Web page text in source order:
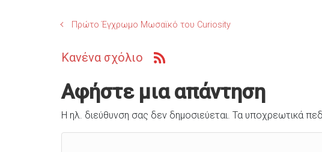
Πρώτο Έγχρωμο Μωσαϊκό του Curiosity
Κανένα σχόλιο
Αφήστε μια απάντηση
Η ηλ. διεύθυνση σας δεν δημοσιεύεται. Τα υποχρεωτικά